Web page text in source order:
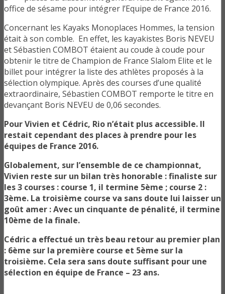
office de sésame pour intégrer l’Equipe de France 2016.
Concernant les Kayaks Monoplaces Hommes, la tension
était à son comble. En effet, les kayakistes Boris NEVEU
et Sébastien COMBOT étaient au coude à coude pour
obtenir le titre de Champion de France Slalom Elite et le
billet pour intégrer la liste des athlètes proposés à la
sélection olympique. Après des courses d’une qualité
extraordinaire, Sébastien COMBOT remporte le titre en
devançant Boris NEVEU de 0,06 secondes.
Pour Vivien et Cédric, Rio n’était plus accessible. Il
restait cependant des places à prendre pour les
équipes de France 2016.
Globalement, sur l’ensemble de ce championnat,
Vivien reste sur un bilan très honorable : finaliste sur
les 3 courses : course 1, il termine 5ème ; course 2 :
3ème. La troisième course va sans doute lui laisser un
goût amer : Avec un cinquante de pénalité, il termine
10ème de la finale.
Cédric a effectué un très beau retour au premier plan
: 6ème sur la première course et 5ème sur la
troisième. Cela sera sans doute suffisant pour une
sélection en équipe de France – 23 ans.